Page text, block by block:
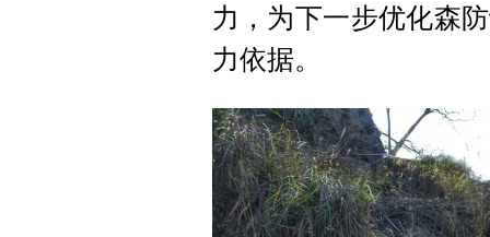
力，为下一步优化森
力依据。